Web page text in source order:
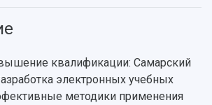
Самарский университет?
специалитет
деятельность
направления
и ведущие научные коллективы
советы
квалификации: Самарский
электронных учебных
методики применения